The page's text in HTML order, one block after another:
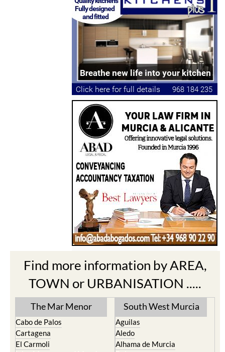
Find more information by AREA,
TOWN or URBANISATION .....
The Mar Menor
Cabo de Palos
South West Murcia
Aguilas